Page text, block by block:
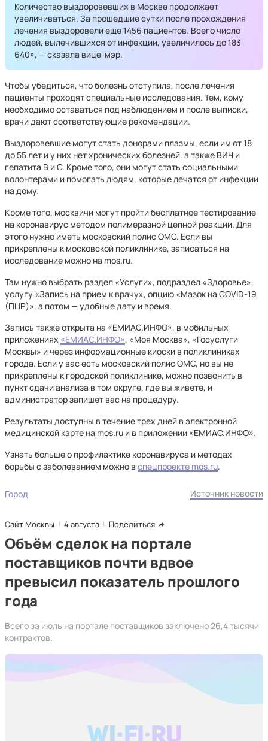
Количество выздоровевших в Москве продолжает
увеличиваться. За прошедшие сутки после прохождения
лечения выздоровели еще 1456 пациентов. Всего число
людей, вылечившихся от инфекции, увеличилось до 183
640», — сказала вице-мэр.
Чтобы убедиться, что болезнь отступила, после лечения
пациенты проходят специальные исследования. Тем, кому
необходимо оставаться под наблюдением и после выписки,
врачи дают соответствующие рекомендации.
Выздоровевшие могут стать донорами плазмы, если им от 18
до 55 лет и у них нет хронических болезней, а также ВИЧ и
гепатита В и С. Кроме того, они могут стать социальными
волонтерами и помогать людям, которые лечатся от инфекции
на дому.
Кроме того, москвичи могут пройти бесплатное тестирование
на коронавирус методом полимеразной цепной реакции. Для
этого нужно иметь московский полис ОМС. Если вы
прикреплены к московской поликлинике, записаться на
исследование можно на mos.ru.
Там нужно выбрать раздел «Услуги», подраздел «Здоровье»,
услугу «Запись на прием к врачу», опцию «Мазок на COVID-19
(ПЦР)», а потом — удобные дату и время.
Запись также открыта на «ЕМИАС.ИНФО», в мобильных
приложениях «ЕМИАС.ИНФО», «Моя Москва», «Госуслуги
Москвы» и через информационные киоски в поликлиниках
города. Если у вас есть московский полис ОМС, но вы не
прикреплены к городской поликлинике, можно позвонить в
пункт сдачи анализа в том округе, где вы живете, и
администратор запишет вас на процедуру.
Результаты доступны в течение трех дней в электронной
медицинской карте на mos.ru и в приложении «ЕМИАС.ИНФО».
Узнать больше о профилактике коронавируса и методах
борьбы с заболеванием можно в спецпроекте mos.ru.
Город Источник новости
Сайт Москвы 4 августа Поделиться
Объём сделок на портале
поставщиков почти вдвое
превысил показатель прошлого
года
Всего за июль на портале поставщиков заключено 26,4 тысячи
контрактов.